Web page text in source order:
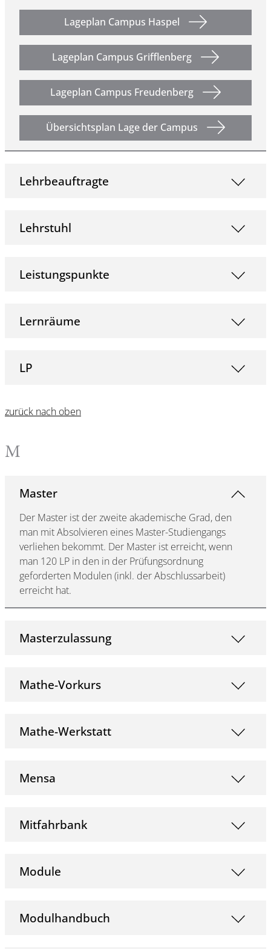
Lageplan Campus Haspel
Lageplan Campus Grifflenberg
Lageplan Campus Freudenberg
Übersichtsplan Lage der Campus
Lehrbeauftragte
Lehrstuhl
Leistungspunkte
Lernräume
LP
zurück nach oben
M
Master
Der Master ist der zweite akademische Grad, den
man mit Absolvieren eines Master-Studiengangs
verliehen bekommt. Der Master ist erreicht, wenn
man 120 LP in den in der Prüfungsordnung
geforderten Modulen (inkl. der Abschlussarbeit)
erreicht hat.
Masterzulassung
Mathe-Vorkurs
Mathe-Werkstatt
Mensa
Mitfahrbank
Module
Modulhandbuch